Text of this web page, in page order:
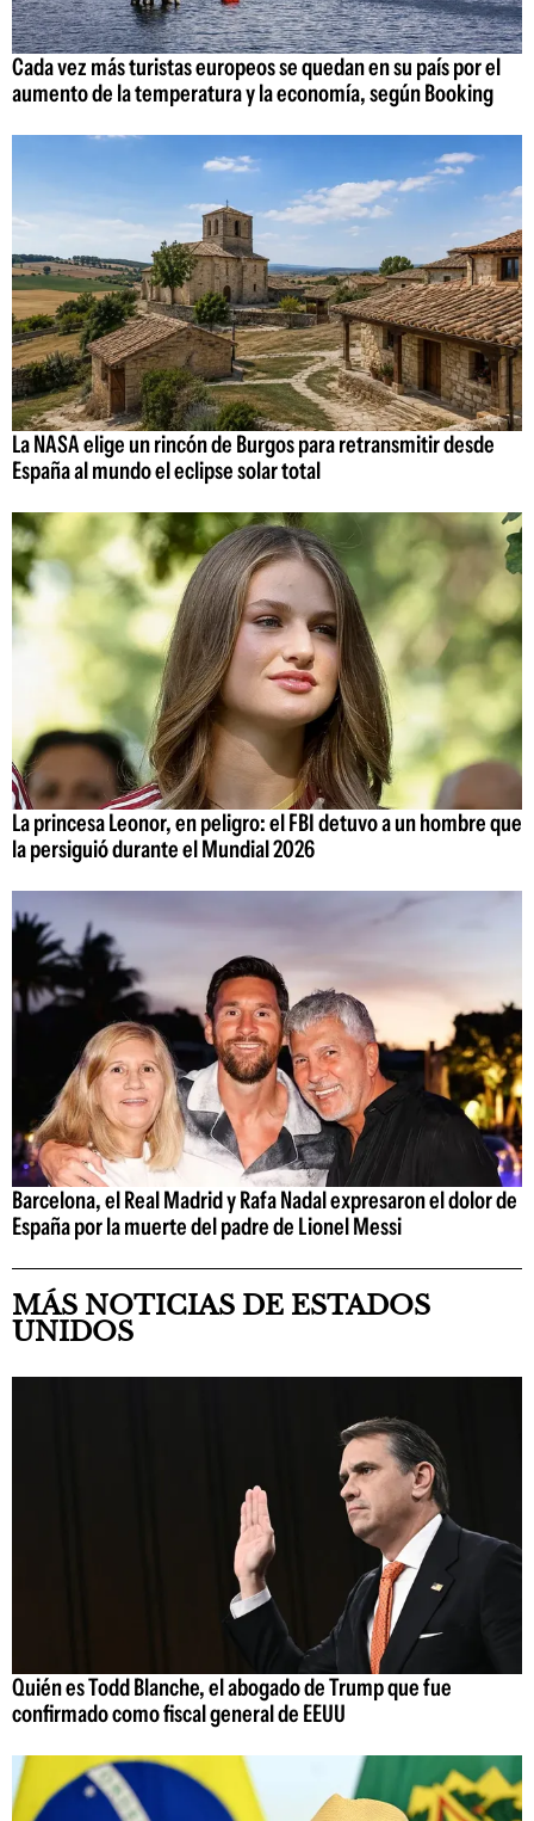
Cada vez más turistas europeos se quedan en su país por el
aumento de la temperatura y la economía, según Booking
La NASA elige un rincón de Burgos para retransmitir desde
España al mundo el eclipse solar total
La princesa Leonor, en peligro: el FBI detuvo a un hombre que
la persiguió durante el Mundial 2026
Barcelona, el Real Madrid y Rafa Nadal expresaron el dolor de
España por la muerte del padre de Lionel Messi
MÁS NOTICIAS DE ESTADOS
UNIDOS
Quién es Todd Blanche, el abogado de Trump que fue
confirmado como fiscal general de EEUU